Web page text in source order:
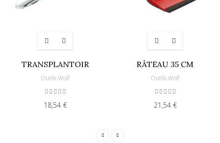
TRANSPLANTOIR
Outils Wolf
18,54 €
RÂTEAU 35 CM
Outils Wolf
21,54 €